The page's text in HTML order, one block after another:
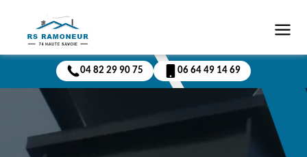
04 82 29 90 75 06 64 49 14 69